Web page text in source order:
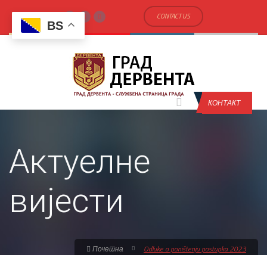
CONTACT US
КОНТАКТ
Актуелне
вијести
Почетна Odluke o poništenju postupka 2023
BS